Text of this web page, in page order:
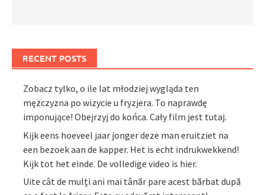
RECENT POSTS
Zobacz tylko, o ile lat młodziej wygląda ten
mężczyzna po wizycie u fryzjera. To naprawdę
imponujące! Obejrzyj do końca. Cały film jest tutaj.
Kijk eens hoeveel jaar jonger deze man eruitziet na
een bezoek aan de kapper. Het is echt indrukwekkend!
Kijk tot het einde. De volledige video is hier.
Uite cât de mulți ani mai tânăr pare acest bărbat după